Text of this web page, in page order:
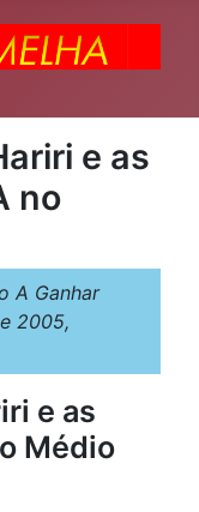
e as
no
A Ganhar
2005,
e as
Médio